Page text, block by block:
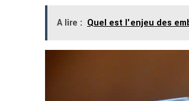
A lire : Quel est l'enjeu des